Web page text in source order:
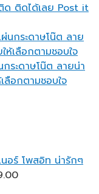
ด ติดได้เลย Post it
ระดาษโน๊ต ลายน่า
อกตามชอบใจ
อร์ โพสอิท น่ารักๆ